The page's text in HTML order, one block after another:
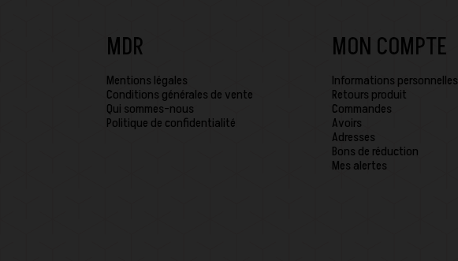
MDR
Mentions légales
Conditions générales de vente
Qui sommes-nous
Politique de confidentialité
MON COMPTE
Informations personnelles
Retours produit
Commandes
Avoirs
Adresses
Bons de réduction
Mes alertes